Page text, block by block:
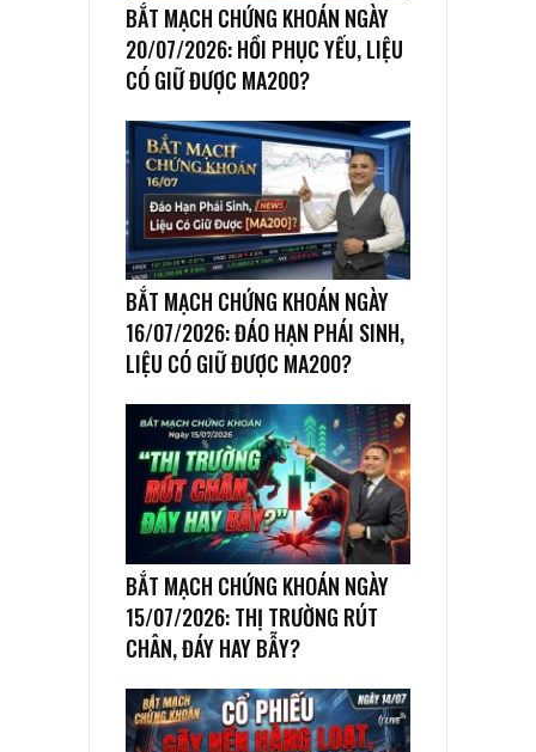
BẮT MẠCH CHỨNG KHOÁN NGÀY
20/07/2026: HỒI PHỤC YẾU, LIỆU
CÓ GIỮ ĐƯỢC MA200?
BẮT MẠCH CHỨNG KHOÁN NGÀY
16/07/2026: ĐÁO HẠN PHÁI SINH,
LIỆU CÓ GIỮ ĐƯỢC MA200?
BẮT MẠCH CHỨNG KHOÁN NGÀY
15/07/2026: THỊ TRƯỜNG RÚT
CHÂN, ĐÁY HAY BẪY?